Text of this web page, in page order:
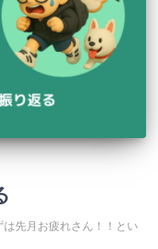
先月お疲れさん！！とい